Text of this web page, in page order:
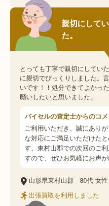
親切にして
た。
とっても丁寧で親切にしてい
に親切でびっくりしました。
いです！！処分できてよかっ
願いしたいと思いました。
バイセルの査定士からのコメ
ご利用いただき、誠にあり
な対応にご満足いただけた
す。東村山郡での次回のご
すので、ぜひお気軽にお声が
山形県東村山郡 80代 女性
出張買取を利用しました